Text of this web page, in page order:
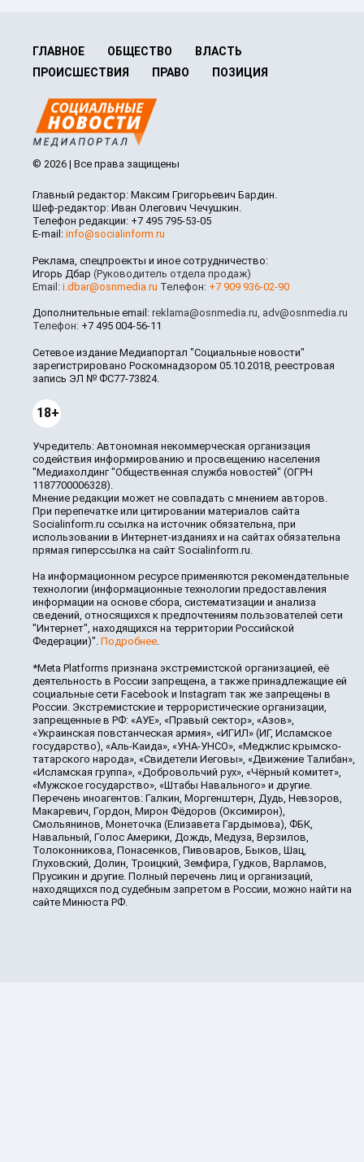
ГЛАВНОЕ ОБЩЕСТВО
ВЛАСТЬ
ПРОИСШЕСТВИЯ
ПРАВО ПОЗИЦИЯ
© 2026 | Все права защищены
Главный редактор: Максим Григорьевич Бардин.
Шеф-редактор: Иван Олегович Чечушкин.
Телефон редакции: +7 495 795-53-05
E-mail: info@socialinform.ru
Реклама, спецпроекты и иное сотрудничество:
Игорь Дбар (Руководитель отдела продаж)
Email: i.dbar@osnmedia.ru Телефон: +7 909 936-02-90
Дополнительные email: reklama@osnmedia.ru, adv@osnmedia.ru
Телефон: +7 495 004-56-11
Сетевое издание Медиапортал "Социальные новости"
зарегистрировано Роскомнадзором 05.10.2018, реестровая
запись ЭЛ № ФС77-73824.
18+
Учредитель: Автономная некоммерческая организация
содействия информированию и просвещению населения
"Медиахолдинг "Общественная служба новостей" (ОГРН
1187700006328).
Мнение редакции может не совпадать с мнением авторов.
При перепечатке или цитировании материалов сайта
Socialinform.ru ссылка на источник обязательна, при
использовании в Интернет-изданиях и на сайтах обязательна
прямая гиперссылка на сайт Socialinform.ru.
На информационном ресурсе применяются рекомендательные
технологии (информационные технологии предоставления
информации на основе сбора, систематизации и анализа
сведений, относящихся к предпочтениям пользователей сети
"Интернет", находящихся на территории Российской
Федерации)". Подробнее.
*Meta Platforms признана экстремистской организацией, её
деятельность в России запрещена, а также принадлежащие ей
социальные сети Facebook и Instagram так же запрещены в
России. Экстремистские и террористические организации,
запрещенные в РФ: «АУЕ», «Правый сектор», «Азов»,
«Украинская повстанческая армия», «ИГИЛ» (ИГ, Исламское
государство), «Аль-Каида», «УНА-УНСО», «Меджлис крымско-
татарского народа», «Свидетели Иеговы», «Движение Талибан»,
«Исламская группа», «Добровольчий рух», «Чёрный комитет»,
«Мужское государство», «Штабы Навального» и другие.
Перечень иноагентов: Галкин, Моргенштерн, Дудь, Невзоров,
Макаревич, Гордон, Мирон Фёдоров (Оксимирон),
Смольянинов, Монеточка (Елизавета Гардымова), ФБК,
Навальный, Голос Америки, Дождь, Медуза, Верзилов,
Толоконникова, Понасенков, Пивоваров, Быков, Шац,
Глуховский, Долин, Троицкий, Земфира, Гудков, Варламов,
Прусикин и другие. Полный перечень лиц и организаций,
находящихся под судебным запретом в России, можно найти на
сайте Минюста РФ.